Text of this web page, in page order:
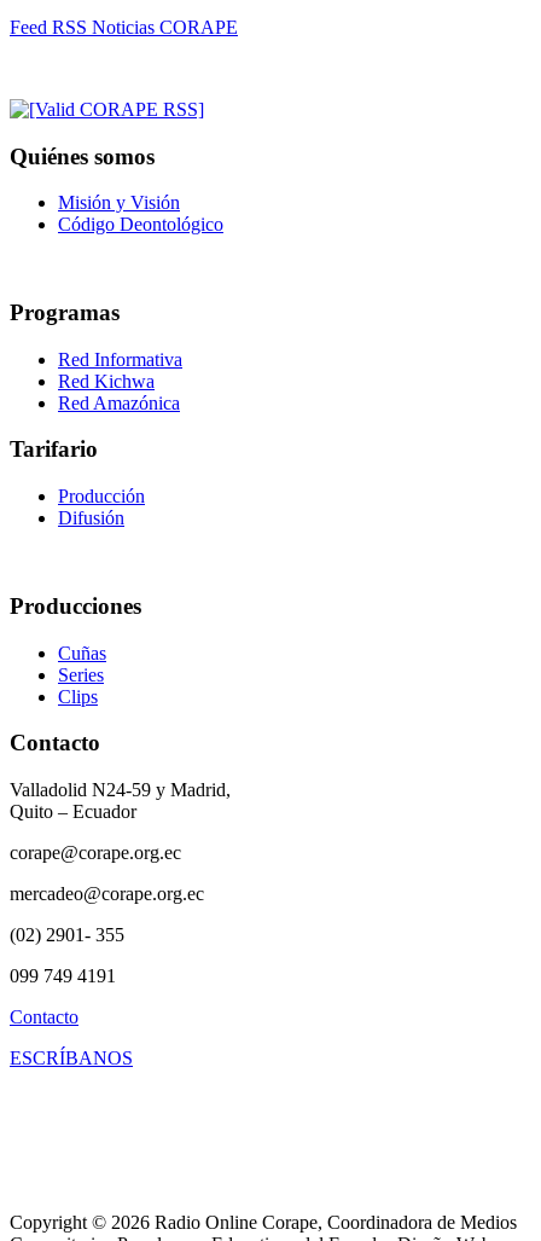
Feed RSS Noticias CORAPE
Quiénes somos
Misión y Visión
Código Deontológico
Programas
Red Informativa
Red Kichwa
Red Amazónica
Tarifario
Producción
Difusión
Producciones
Cuñas
Series
Clips
Contacto
Valladolid N24-59 y Madrid,
Quito – Ecuador
corape@corape.org.ec
mercadeo@corape.org.ec
(02) 2901- 355
099 749 4191
Contacto
ESCRÍBANOS
Copyright © 2026 Radio Online Corape, Coordinadora de Medios